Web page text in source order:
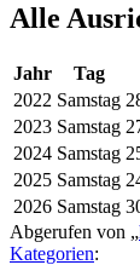
Alle
Jahr Tag
2022 Samstag
2023 Samstag
2024 Samstag
2025 Samstag
2026 Samstag
Abgerufen von „
Kategorien: